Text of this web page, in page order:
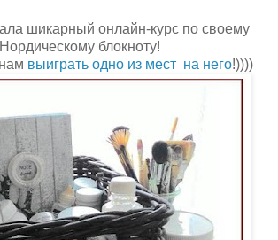
шикарный онлайн-курс по своему
Нордическому блокноту!
выиграть одно из мест на него!))))